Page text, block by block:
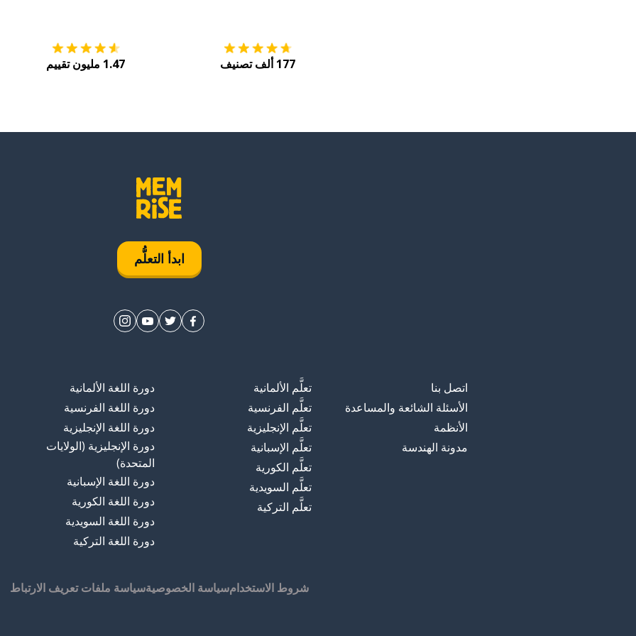
177 ألف تصنيف 1.47 مليون تقييم
ابدأ التعلُّم
اتصل بنا
الأسئلة الشائعة والمساعدة
الأنظمة
مدونة الهندسة
تعلَّم الألمانية
تعلَّم الفرنسية
تعلَّم الإنجليزية
تعلَّم الإسبانية
تعلَّم الكورية
تعلَّم السويدية
تعلَّم التركية
دورة اللغة الألمانية
دورة اللغة الفرنسية
دورة اللغة الإنجليزية
دورة الإنجليزية (الولايات
المتحدة)
دورة اللغة الإسبانية
دورة اللغة الكورية
دورة اللغة السويدية
دورة اللغة التركية
شروط الاستخدامسياسة الخصوصيةسياسة ملفات تعريف الارتباط